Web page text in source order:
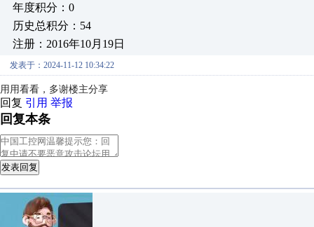
年度积分：0
历史总积分：54
注册：2016年10月19日
发表于：2024-11-12 10:34:22
用用看看，多谢楼主分享
回复 引用 举报
回复本条
发表回复